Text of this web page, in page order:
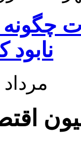
۲۳ مرداد ۱۳۹۰